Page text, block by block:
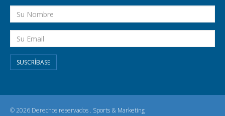
SUSCRÍBASE
© 2026 Derechos reservados . Sports & Marketing